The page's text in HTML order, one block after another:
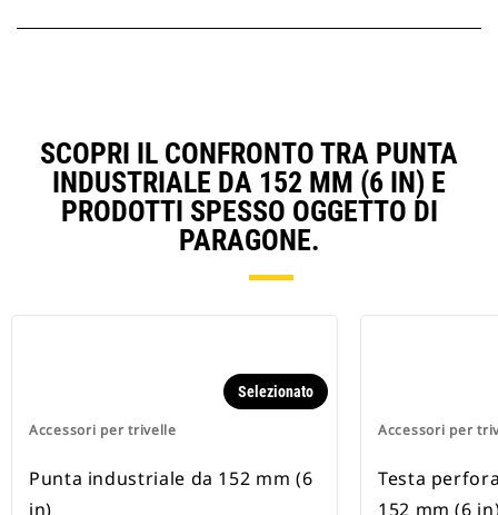
SCOPRI IL CONFRONTO TRA PUNTA
INDUSTRIALE DA 152 MM (6 IN) E
PRODOTTI SPESSO OGGETTO DI
PARAGONE.
Accessori per trivelle
Selezionato
Punta industriale da 152 mm (6
in)
Accessori per
Testa
152 mm (6